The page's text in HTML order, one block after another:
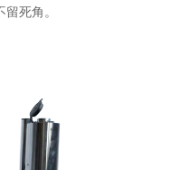
死角。